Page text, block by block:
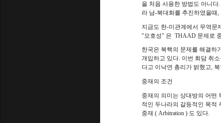
을 처음 사용한 방법도 아니다.
라 남-북대화를 추진하였을때,
지금도 한-미관계에서 무역문
"모호성" 은 THAAD 문제로
한국은 북핵의 문제를 해결하
개입하고 있다. 이번 회담 취
다고 이낙연 총리가 밝혔고,
중재의 조건
중재의 의미는 상대방의 어떤
적인 두나라의 갈등적인 목적
중재 ( Arbitration ) 도 있다.